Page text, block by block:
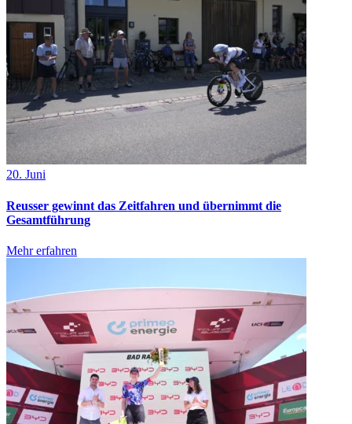
20. Juni
Reusser gewinnt das Zeitfahren und übernimmt die
Gesamtführung
Mehr erfahren